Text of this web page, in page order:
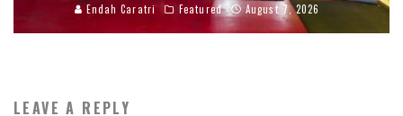
Endah Caratri Featured August 7, 2026
LEAVE A REPLY